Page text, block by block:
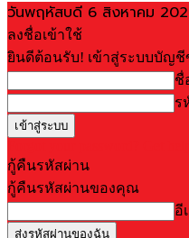
วันพฤหัสบดี 6 สิงหาคม
ลงชื่อเข้าใช้
ยินดีต้อนรับ! เข้าสู่ระบบบัญ
ชื่
ร
กู้คืนรหัสผ่าน
กู้คืนรหัสผ่านของคุณ
อี